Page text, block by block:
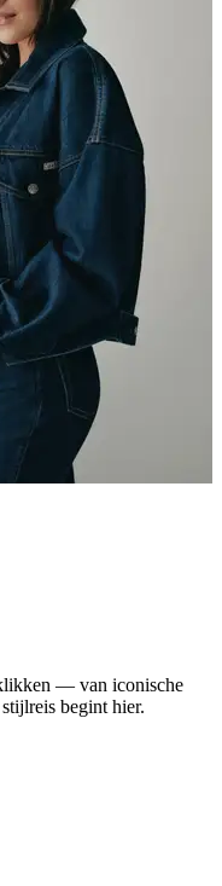
— van iconische
begint hier.